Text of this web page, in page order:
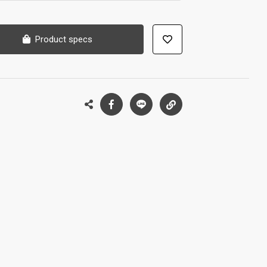
Product specs